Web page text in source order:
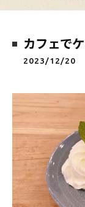
カフェで
2023/12/20